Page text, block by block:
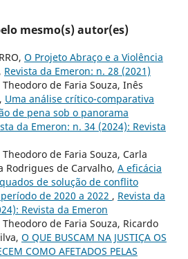
mesmo(s) autor(es)
O Projeto Abraço e a Violência
, Revista da Emeron: n. 28 (2021)
de Faria Souza, Inês
Uma análise crítico-comparativa
de pena sob o panorama
da Emeron: n. 34 (2024): Revista
de Faria Souza, Carla
Rodrigues de Carvalho, A eficácia
de solução de conflito
de 2020 a 2022 , Revista da
Revista da Emeron
de Faria Souza, Ricardo
O QUE BUSCAM NA JUSTIÇA OS
COMO AFETADOS PELAS